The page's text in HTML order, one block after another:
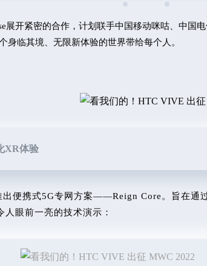
展开紧密的合作， 计划联手中国移动咪咕、中国
临其境、无限新体验的世界带给每个人。
XR体验
便携式5G专网方案——Reign Core。
旨在通
眼前一亮的技术演示：